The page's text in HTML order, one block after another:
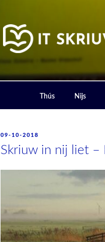
IT
Thús Nijs
POSTED
09-10-2018
Skriuw in nij liet –